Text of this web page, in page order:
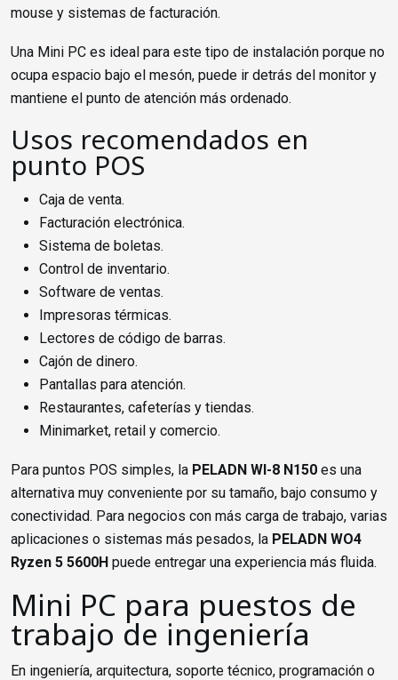
mouse y sistemas de facturación.
Una Mini PC es ideal para este tipo de instalación porque no
ocupa espacio bajo el mesón, puede ir detrás del monitor y
mantiene el punto de atención más ordenado.
Usos recomendados en
punto POS
Caja de venta.
Facturación electrónica.
Sistema de boletas.
Control de inventario.
Software de ventas.
Impresoras térmicas.
Lectores de código de barras.
Cajón de dinero.
Pantallas para atención.
Restaurantes, cafeterías y tiendas.
Minimarket, retail y comercio.
Para puntos POS simples, la PELADN WI-8 N150 es una
alternativa muy conveniente por su tamaño, bajo consumo y
conectividad. Para negocios con más carga de trabajo, varias
aplicaciones o sistemas más pesados, la PELADN WO4
Ryzen 5 5600H puede entregar una experiencia más fluida.
Mini PC para puestos de
trabajo de ingeniería
En ingeniería, arquitectura, soporte técnico, programación o